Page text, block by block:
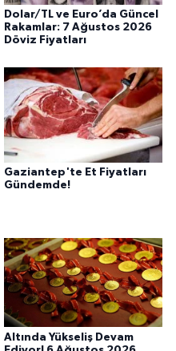
Dolar/TL ve Euro’da Güncel
Rakamlar: 7 Ağustos 2026
Döviz Fiyatları
Gaziantep'te Et Fiyatları
Gündemde!
Altında Yükseliş Devam